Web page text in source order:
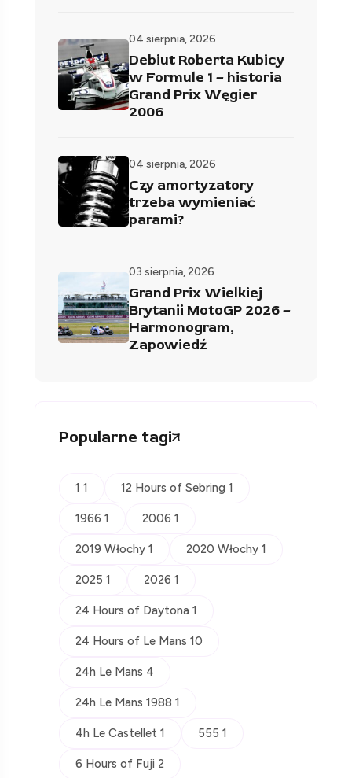
04 sierpnia, 2026
Debiut Roberta Kubicy
w Formule 1 – historia
Grand Prix Węgier
2006
04 sierpnia, 2026
Czy amortyzatory
trzeba wymieniać
parami?
03 sierpnia, 2026
Grand Prix Wielkiej
Brytanii MotoGP 2026 –
Harmonogram,
Zapowiedź
Popularne tagi
1 1 12 Hours of Sebring 1
1966 1 2006 1
2019 Włochy 1 2020 Włochy 1
2025 1 2026 1
24 Hours of Daytona 1
24 Hours of Le Mans 10
24h Le Mans 4
24h Le Mans 1988 1
4h Le Castellet 1 555 1
6 Hours of Fuji 2